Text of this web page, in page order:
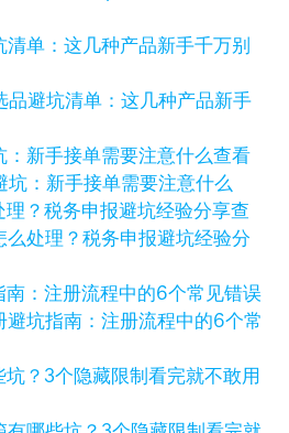
品避坑清单：这几种产品新手
查看
坑：新手接单需要注意什么
查
么处理？税务申报避坑经验分
避坑指南：注册流程中的6个常